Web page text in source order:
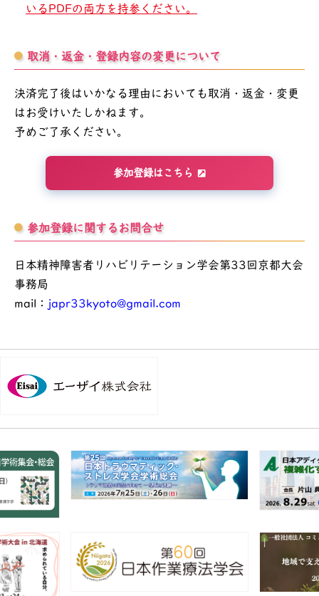
いるPDFの両方を持参ください。
取消・返金・登録内容の変更について
決済完了後はいかなる理由においても取消・返金・変更
はお受けいたしかねます。
予めご了承ください。
参加登録はこちら
参加登録に関するお問合せ
日本精神障害者リハビリテーション学会第33回京都大会
事務局
mail： japr33kyoto@gmail.com